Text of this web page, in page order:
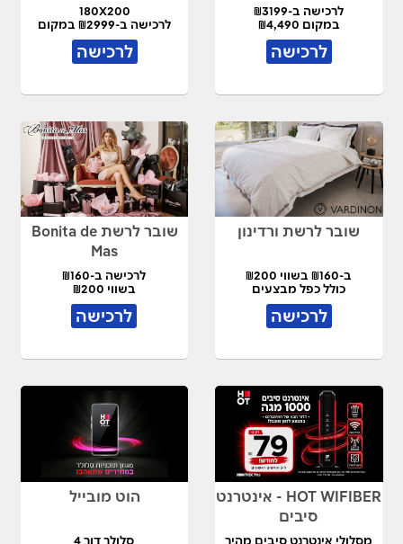
לרכישה ב-₪3199
במקום ₪4,490
לרכישה
180X200
לרכישה ב-₪2999 במקום
₪7,490
לרכישה
שובר לרשת ורדינון
ב-₪160 בשווי ₪200
כולל כפל מבצעים
לרכישה
שובר לרשת Bonita de
Mas
לרכישה ב-₪160
בשווי ₪200
לרכישה
HOT WIFIBER - אינטרנט
סיבים
מסלולי אינטרנט סיבים מהיר
הוט מובייל
סלולר דור 4